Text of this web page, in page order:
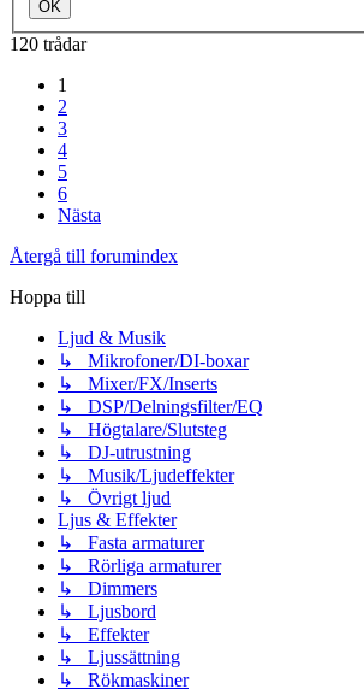
120 trådar
1
2
3
4
5
6
Nästa
Återgå till forumindex
Hoppa till
Ljud & Musik
↳ Mikrofoner/DI-boxar
↳ Mixer/FX/Inserts
↳ DSP/Delningsfilter/EQ
↳ Högtalare/Slutsteg
↳ DJ-utrustning
↳ Musik/Ljudeffekter
↳ Övrigt ljud
Ljus & Effekter
↳ Fasta armaturer
↳ Rörliga armaturer
↳ Dimmers
↳ Ljusbord
↳ Effekter
↳ Ljussättning
↳ Rökmaskiner